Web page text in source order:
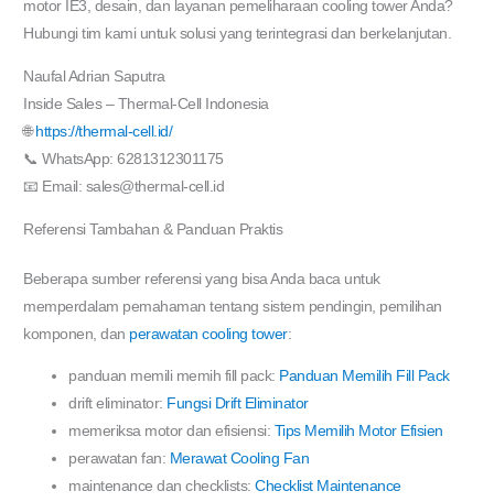
motor IE3, desain, dan layanan pemeliharaan cooling tower Anda?
Hubungi tim kami untuk solusi yang terintegrasi dan berkelanjutan.
Naufal Adrian Saputra
Inside Sales – Thermal-Cell Indonesia
🌐 https://thermal-cell.id/
📞 WhatsApp: 6281312301175
📧 Email: sales@thermal-cell.id
Referensi Tambahan & Panduan Praktis
Beberapa sumber referensi yang bisa Anda baca untuk
memperdalam pemahaman tentang sistem pendingin, pemilihan
komponen, dan perawatan cooling tower:
panduan memili memih fill pack: Panduan Memilih Fill Pack
drift eliminator: Fungsi Drift Eliminator
memeriksa motor dan efisiensi: Tips Memilih Motor Efisien
perawatan fan: Merawat Cooling Fan
maintenance dan checklists:Checklist Maintenance